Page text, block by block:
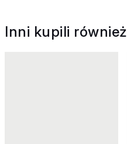
Inni kupili również